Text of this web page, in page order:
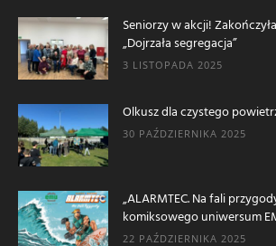
Seniorzy w akcji!
„Dojrzała segregacja”
3 LISTOPADA 2025
Olkusz dla czystego
30 PAŹDZIERNIKA 2025
„ALARMTEC. Na fali
komiksowego uniwersum
22 PAŹDZIERNIKA 2025